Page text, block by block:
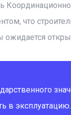
что
в